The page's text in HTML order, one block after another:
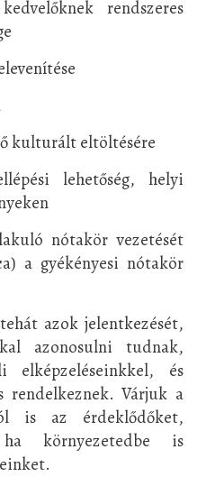
rendszeres
kulturált eltöltésére
lehetőség, helyi
nótakör vezetését
a gyékényesi nótakör
azok jelentkezését,
azonosulni tudnak,
elképzeléseinkkel, és
rendelkeznek. Várjuk a
is az érdeklődőket,
ha környezetedbe is